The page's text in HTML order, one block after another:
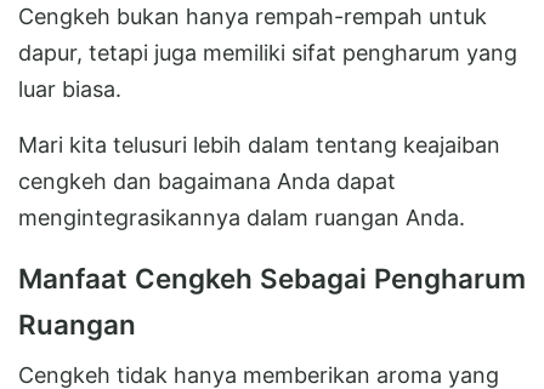
Cengkeh bukan hanya rempah-rempah untuk
dapur, tetapi juga memiliki sifat pengharum yang
luar biasa.
Mari kita telusuri lebih dalam tentang keajaiban
cengkeh dan bagaimana Anda dapat
mengintegrasikannya dalam ruangan Anda.
Manfaat Cengkeh Sebagai Pengharum
Ruangan
Cengkeh tidak hanya memberikan aroma yang